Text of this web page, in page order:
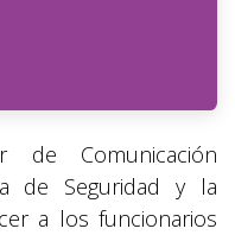
de Comunicación
de Seguridad y la
a los funcionarios